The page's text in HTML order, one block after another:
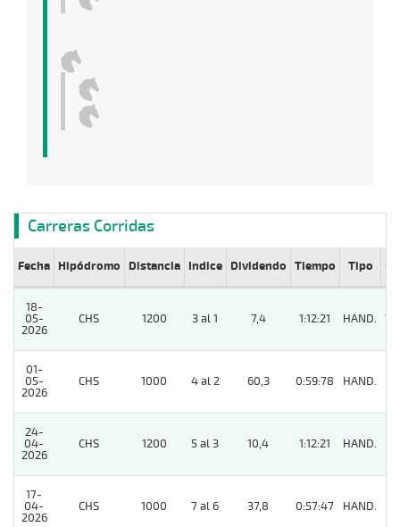
Carreras Corridas
Fecha Hipódromo Distancia Indice Dividendo Tiempo Tipo Lº
18-
05-
2026
CHS 1200 3 al 1 7,4 1:12:21 HAND. 12
01-
05-
2026
CHS 1000 4 al 2 60,3 0:59:78 HAND.
24-
04-
2026
CHS 1200 5 al 3 10,4 1:12:21 HAND.
17-
04-
2026
CHS 1000 7 al 6 37,8 0:57:47 HAND.